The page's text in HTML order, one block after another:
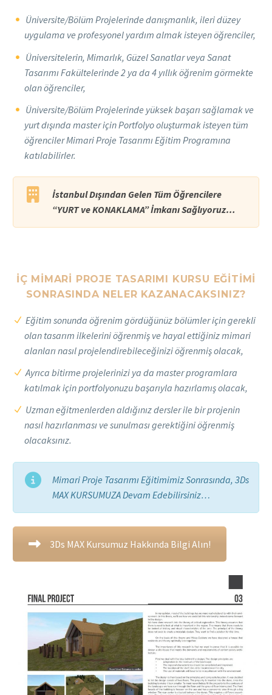
Üniversite/Bölüm Projelerinde danışmanlık, ileri düzey
uygulama ve profesyonel yardım almak isteyen öğrenciler,
Üniversitelerin, Mimarlık, Güzel Sanatlar veya Sanat
Tasarımı Fakültelerinde 2 ya da 4 yıllık öğrenim görmekte
olan öğrenciler,
Üniversite/Bölüm Projelerinde yüksek başarı sağlamak ve
yurt dışında master için Portfolyo oluşturmak isteyen tüm
öğrenciler Mimari Proje Tasarımı Eğitim Programına
katılabilirler.
İstanbul Dışından Gelen Tüm Öğrencilere
“YURT ve KONAKLAMA” İmkanı Sağlıyoruz…
İÇ MIMARI PROJE TASARIMI KURSU EĞITIMI
SONRASINDA NELER KAZANACAKSINIZ?
Eğitim sonunda öğrenim gördüğünüz bölümler için gerekli
olan tasarım ilkelerini öğrenmiş ve hayal ettiğiniz mimari
alanları nasıl projelendirebileceğinizi öğrenmiş olacak,
Ayrıca bitirme projelerinizi ya da master programlara
katılmak için portfolyonuzu başarıyla hazırlamış olacak,
Uzman eğitmenlerden aldığınız dersler ile bir projenin
nasıl hazırlanması ve sunulması gerektiğini öğrenmiş
olacaksınız.
Mimari Proje Tasarımı Eğitimimiz Sonrasında, 3Ds
MAX KURSUMUZA Devam Edebilirsiniz…
3Ds MAX Kursumuz Hakkında Bilgi Alın!